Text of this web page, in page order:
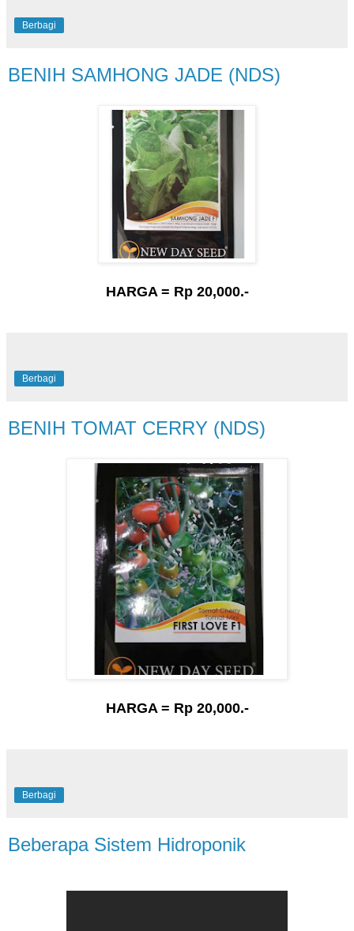
Berbagi
BENIH SAMHONG JADE (NDS)
HARGA = Rp 20,000.-
Berbagi
BENIH TOMAT CERRY (NDS)
HARGA = Rp 20,000.-
Berbagi
Beberapa Sistem Hidroponik